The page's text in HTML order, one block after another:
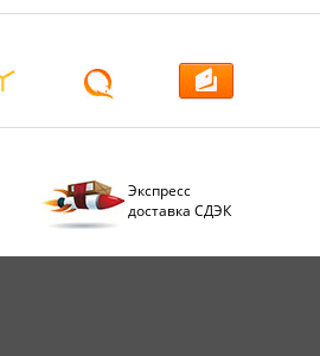
Экспресс
доставка СДЭК